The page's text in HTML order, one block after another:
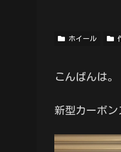
ホイール
こんばんは。
新型カーボン